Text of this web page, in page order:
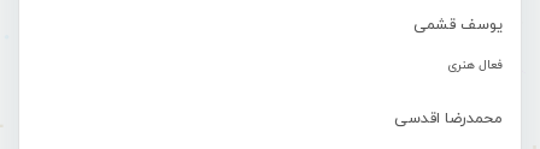
یوسف قشمی
فعال هنری
محمدرضا اقدسی